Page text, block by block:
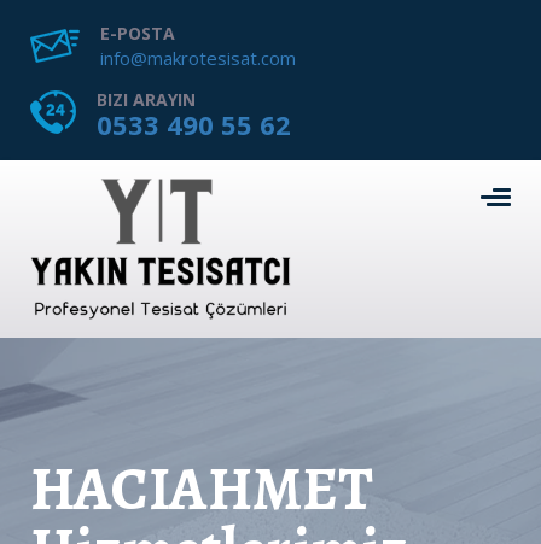
E-POSTA
info@makrotesisat.com
BIZI ARAYIN
0533 490 55 62
HACIAHMET